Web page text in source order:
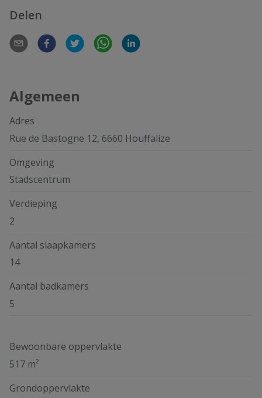
Delen
Algemeen
Adres
Rue de Bastogne 12, 6660 Houffalize
Omgeving
Stadscentrum
Verdieping
2
Aantal slaapkamers
14
Aantal badkamers
5
Bewoonbare oppervlakte
517 m²
Grondoppervlakte